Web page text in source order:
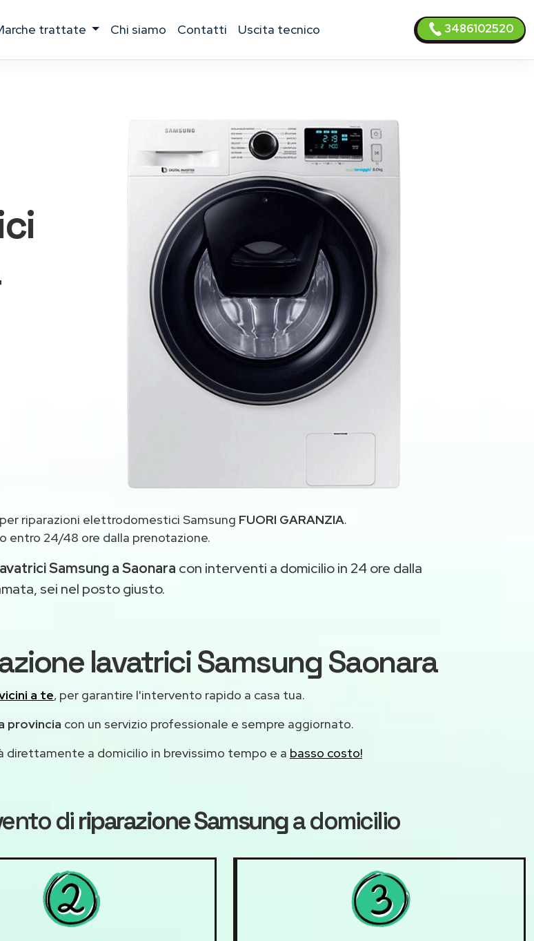
marche trattate chi siamo contatti uscita tecnico 3486102520
riparazioni elettrodomestici Samsung FUORI GARANZIA.
entro 24/48 ore dalla prenotazione.
Samsung a Saonara con interventi a domicilio in 24 ore dalla
sei nel posto giusto.
lavatrici Samsung Saonara
a te, per garantire l'intervento rapido a casa tua.
provincia con un servizio professionale e sempre aggiornato.
direttamente a domicilio in brevissimo tempo e a basso costo!
diriparazione Samsunga domicilio